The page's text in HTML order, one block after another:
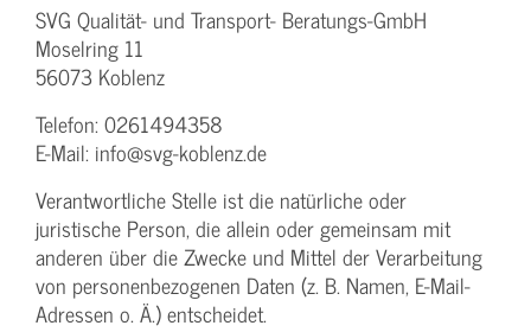
SVG Qualität- und Transport- Beratungs-GmbH
Moselring 11
56073 Koblenz
Telefon: 0261494358
E-Mail: info@svg-koblenz.de
Verantwortliche Stelle ist die natürliche oder
juristische Person, die allein oder gemeinsam mit
anderen über die Zwecke und Mittel der Verarbeitung
von personenbezogenen Daten (z. B. Namen, E-Mail-
Adressen o. Ä.) entscheidet.